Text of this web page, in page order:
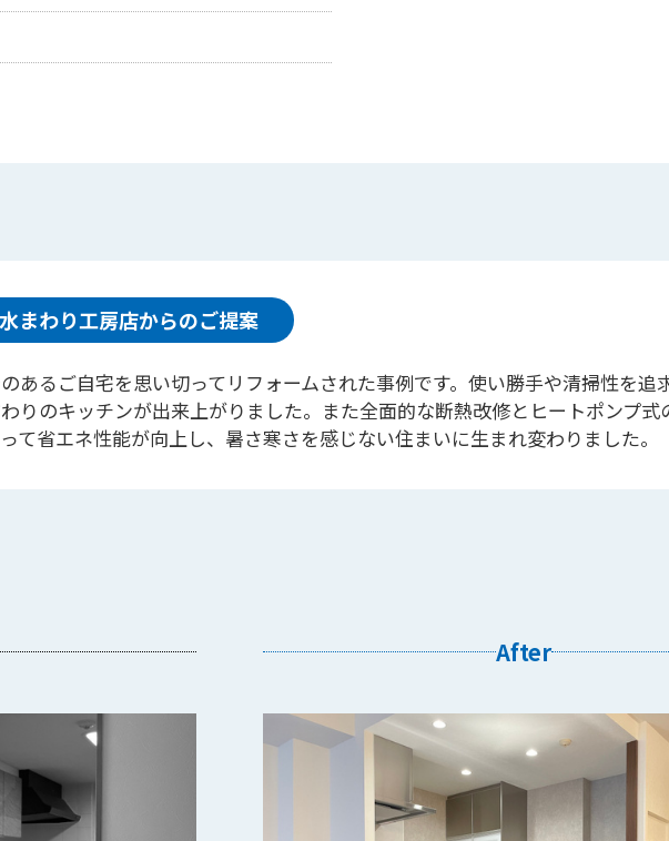
水まわり工房店からのご提案
あるご自宅を思い切ってリフォームされた事例です。使い勝手や清掃性を追
りのキッチンが出来上がりました。また全面的な断熱改修とヒートポンプ式
て省エネ性能が向上し、暑さ寒さを感じない住まいに生まれ変わりました。
After